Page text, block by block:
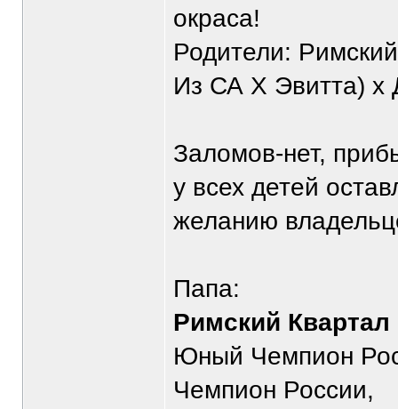
окраса!
Родители:
Из СА Х Эвитта) х
Заломов-нет,
у всех детей
желанию
Папа:
Римский
Юный Чемпион
Чемпион России,